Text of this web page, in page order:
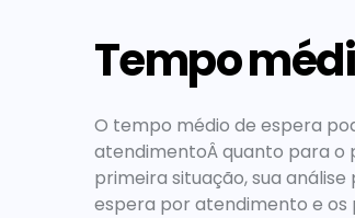
Tempo
O tempo médio de espera
atendimentoÂ quanto para o
primeira situação, sua
espera por atendimento e